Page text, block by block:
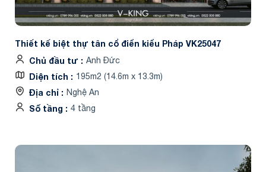
Thiết kế biệt thự tân cổ điển kiểu Pháp VK25047
Chủ đầu tư
Anh Đức
Diện tích 195m2 (14.6m x 13.3m)
Địa chỉ Nghệ An
Số tầng 4 tầng